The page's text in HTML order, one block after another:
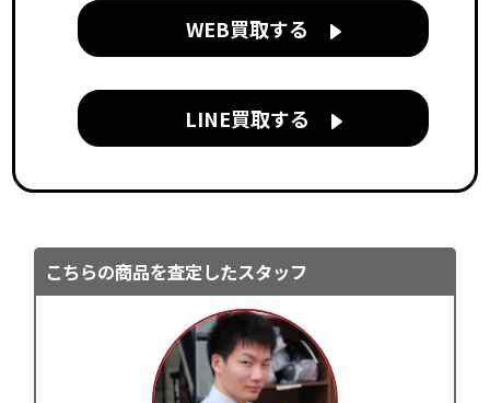
WEB買取する
LINE買取する
こちらの商品を査定したスタッフ